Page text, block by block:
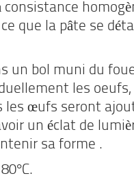
consistance
que la pâte se
un bol muni du
les oeufs,
les œufs seront
un éclat de
sa forme .